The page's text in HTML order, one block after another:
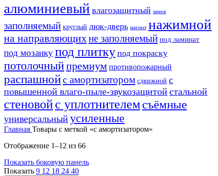
алюминиевый влагозащитный замок
заполняемый круглый люк-дверь магнит нажимной
на направляющихне заполняемый под ламинат
под мозаикупод плитку под покраску
потолочныйпремиум противопожарный
распашнойс амортизатором сдвижной с
повышенной влаго-пыле-звукозащитойстальной
стеновойс уплотнителемсъёмные
универсальныйусиленные
Главная Товары с меткой «с амортизатором»
Отображение 1–12 из 66
Показать боковую панель
Показать 9 12 18 24 40